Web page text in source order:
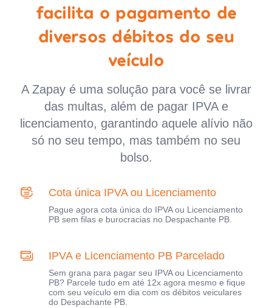
facilita o pagamento de
diversos débitos do seu
veículo
A Zapay é uma solução para você se livrar
das multas, além de pagar IPVA e
licenciamento, garantindo aquele alívio não
só no seu tempo, mas também no seu
bolso.
Cota única IPVA ou Licenciamento
Pague agora cota única do IPVA ou Licenciamento
PB sem filas e burocracias no Despachante PB.
IPVA e Licenciamento PB Parcelado
Sem grana para pagar seu IPVA ou Licenciamento
PB? Parcele tudo em até 12x agora mesmo e fique
com seu veículo em dia com os débitos veiculares
do Despachante PB.